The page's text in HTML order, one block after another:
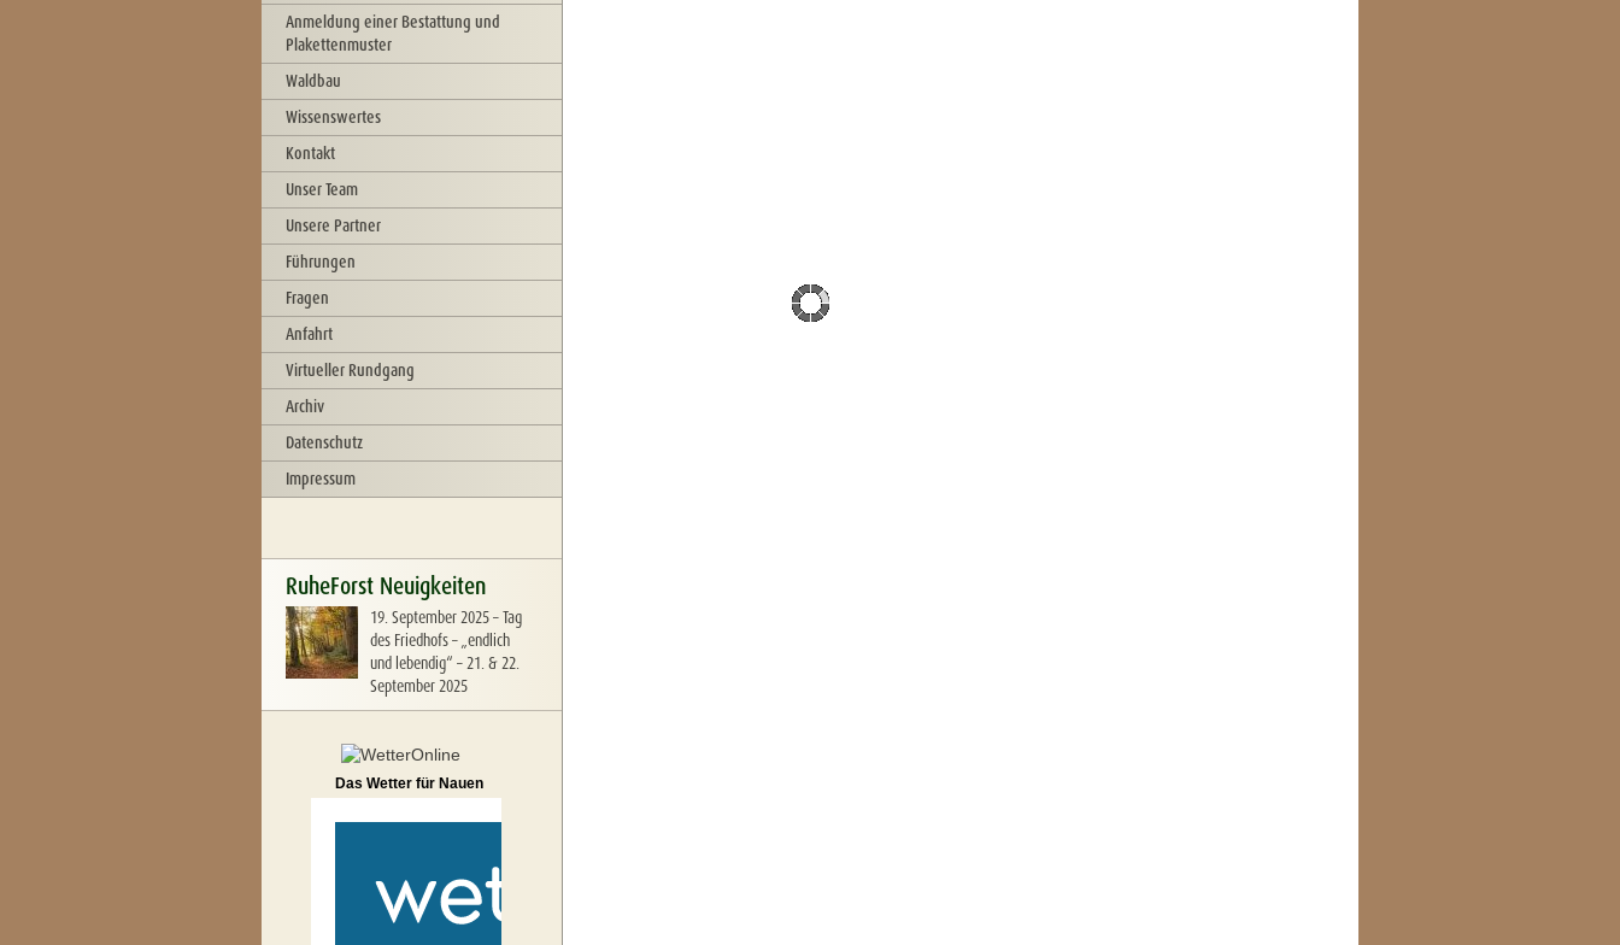
Anmeldung einer Bestattung und
Plakettenmuster
Waldbau
Wissenswertes
Kontakt
Unser Team
Unsere Partner
Führungen
Fragen
Anfahrt
Virtueller Rundgang
Archiv
Datenschutz
Impressum
RuheForst Neuigkeiten
19. September 2025–Tag
des Friedhofs – „endlich
und lebendig“ – 21. & 22.
September 2025
Das Wetter für Nauen